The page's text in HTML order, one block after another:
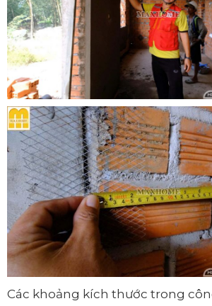
Các khoảng kích thước trong